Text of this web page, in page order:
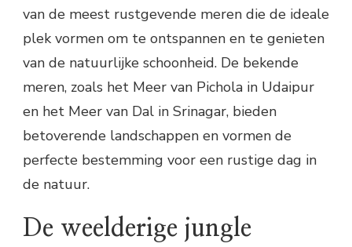
van de meest rustgevende meren die de ideale
plek vormen om te ontspannen en te genieten
van de natuurlijke schoonheid. De bekende
meren, zoals het Meer van Pichola in Udaipur
en het Meer van Dal in Srinagar, bieden
betoverende landschappen en vormen de
perfecte bestemming voor een rustige dag in
de natuur.
De weelderige jungle